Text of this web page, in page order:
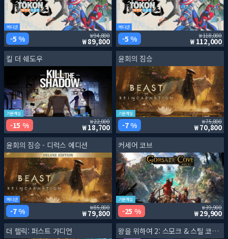
에디션
5 % 94,800
89,800
에디션
5 % 118,000
112,000
킬 더 쉐도우
기본게임
15 % 22,000
18,700
윤회의 짐승
기본게임
7 % 75,800
70,800
윤회의 짐승 - 디럭스 에디션
에디션
7 % 85,800
79,800
커세어 코브
기본게임
25 % 39,900
29,900
더 렐릭: 퍼스트 가디언 왕을 위하여 2: 스모크 & 스틸 코스메틱 팩